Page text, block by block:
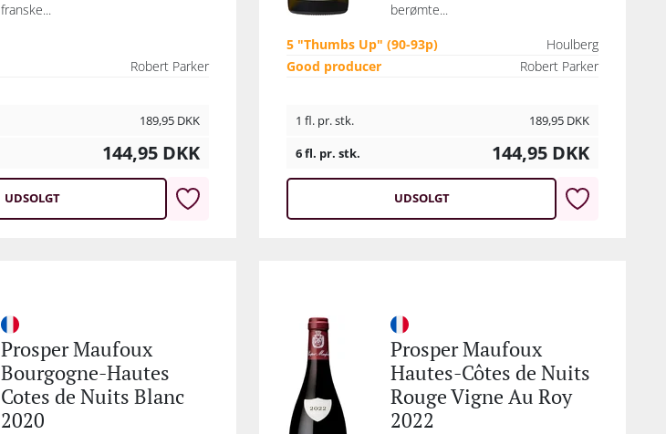
franske...
Robert Parker
189,95 DKK
144,95 DKK
UDSOLGT
berømte...
5 "Thumbs Up" (90-93p)
Houlberg
Good producer
Robert Parker
1 fl. pr. stk. 189,95 DKK
6 fl. pr. stk.
144,95 DKK
UDSOLGT
Prosper Maufoux
Bourgogne-Hautes
Cotes de Nuits Blanc
2020
Prosper Maufoux
Hautes-Côtes de Nuits
Rouge Vigne Au Roy
2022